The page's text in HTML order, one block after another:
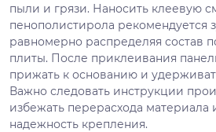
пыли и грязи. Наносить клеевую
пенополистирола рекомендуется
равномерно распределяя состав
плиты. После приклеивания
прижать к основанию и
Важно следовать инструкции
избежать перерасхода материала
надежность крепления.